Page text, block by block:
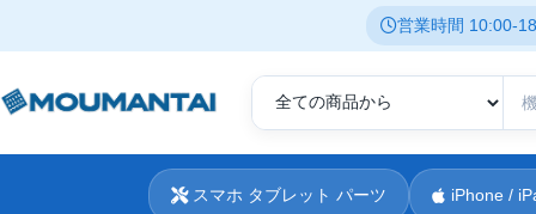
営業時間 10:00-
スマホ タブレット パーツ iPhone /